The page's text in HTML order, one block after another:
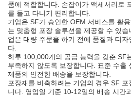
품에 적합합니다. 손잡이가 액세서리로
를 들고 다니기 편리합니다.
기업은 SF가 승인한 OEM 서비스를 활
는 맞춤형 포장 솔루션을 제공할 수 있
업은 대량 주문을 하기 전에 품질과 디
다.
하루 100,000개의 공급 능력을 갖춘 SF
부족하지 않도록 보장합니다. 표준 수출
제품의 안전한 배송을 보장합니다.
포장재를 비축하려는 기업의 경우 SF
니다. 영업일 기준 10-12일의 배송 시간